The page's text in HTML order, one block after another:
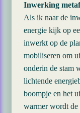
Inwerking
Als ik naar de
energie kijk op
inwerkt op de
mobiliseren om
onderin de stam
lichtende
boompje en het
warmer wordt de